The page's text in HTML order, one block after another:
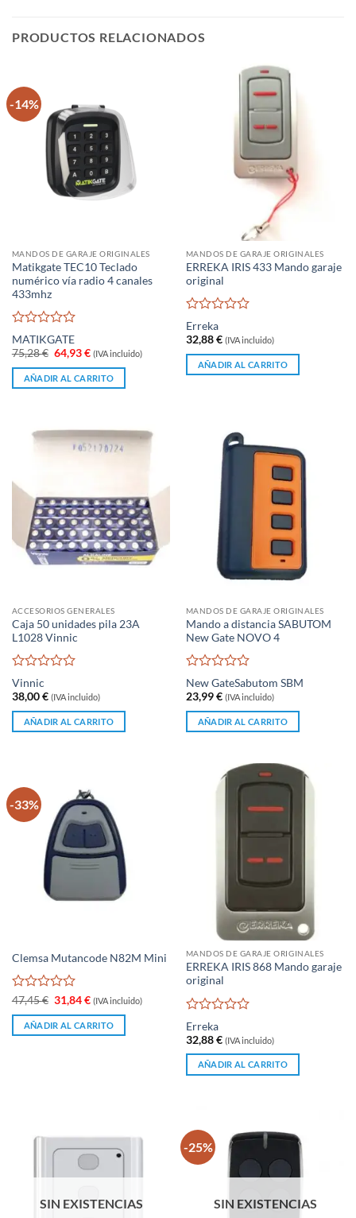
PRODUCTOS RELACIONADOS
-14%
MANDOS DE GARAJE ORIGINALES
Matikgate TEC10 Teclado
numérico vía radio 4 canales
433mhz
Valorado
con
0
5
MATIKGATE
75,28€ El
precio
original
era:
64,93€El
precio
actual
es:
(IVA incluido)
AÑADIR AL CARRITO
MANDOS DE GARAJE ORIGINALES
ERREKA IRIS 433 Mando garaje
original
Valorado
con
0
5
Erreka
32,88€ (IVA incluido)
AÑADIR AL CARRITO
ACCESORIOS GENERALES
Caja 50 unidades pila 23A
L1028 Vinnic
Valorado
con
0
5
Vinnic
38,00€ (IVA incluido)
AÑADIR AL CARRITO
MANDOS DE GARAJE ORIGINALES
Mando a distancia SABUTOM
New Gate NOVO 4
Valorado
con
0
5
New GateSabutom SBM
23,99€ (IVA incluido)
AÑADIR AL CARRITO
-33%
Clemsa Mutancode N82M Mini
Valorado
con
de
47,45€ El
precio
original
era:
31,84€El
precio
actual
es:
(IVA incluido)
AÑADIR AL CARRITO
MANDOS DE GARAJE ORIGINALES
ERREKA IRIS 868 Mando garaje
original
Valorado
con
0
5
Erreka
32,88€ (IVA incluido)
AÑADIR AL CARRITO
SIN EXISTENCIAS
-25%
SIN EXISTENCIAS